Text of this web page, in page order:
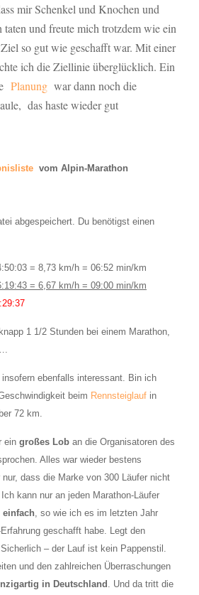
mir Schenkel und Knochen und
und freute mich trotzdem wie ein
so gut wie geschafft war. Mit einer
ich die Ziellinie überglücklich. Ein
Planung war dann noch die
das haste wieder gut
vom Alpin-Marathon
abgespeichert. Du benötigst einen
= 8,73 km/h = 06:52 min/km
= 6,67 km/h = 09:00 min/km
1 1/2 Stunden bei einem Marathon,
ebenfalls interessant. Bin ich
beim Rennsteiglauf in
72 km.
ein großes Lob an die Organisatoren des
Alles war wieder bestens
dass die Marke von 300 Läufer nicht
kann nur an jeden Marathon-Läufer
einfach , so wie ich es im letzten Jahr
geschafft habe. Legt den
– der Lauf ist kein Pappenstil.
und den zahlreichen Überraschungen
in Deutschland . Und da tritt die